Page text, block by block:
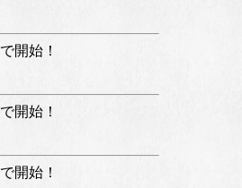
開始！
開始！
開始！